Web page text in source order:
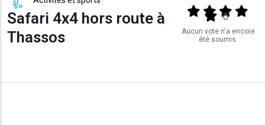
Safari 4x4 hors route à
Thassos
Output format
(star)(star)(star)
(star)
0
Aucun vote n'a encore
été soumis.